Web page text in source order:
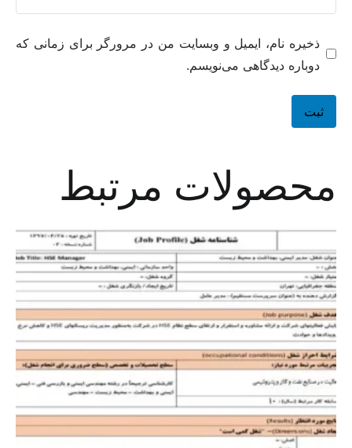
ذخیره نام، ایمیل و وبسایت من در مرورگر برای زمانی که
دوباره دیدگاهی می‌نویسم.
محصولات مرتبط